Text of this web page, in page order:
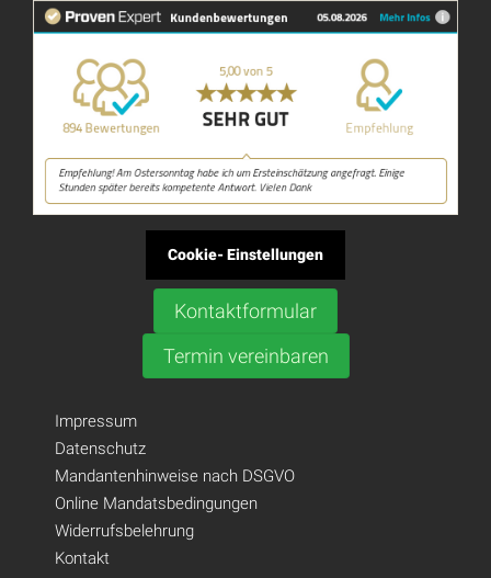
Cookie- Einstellungen
Kontaktformular
Termin vereinbaren
Impressum
Datenschutz
Mandantenhinweise nach DSGVO
Online Mandatsbedingungen
Widerrufsbelehrung
Kontakt